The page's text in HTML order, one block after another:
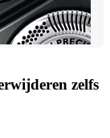
zelfs